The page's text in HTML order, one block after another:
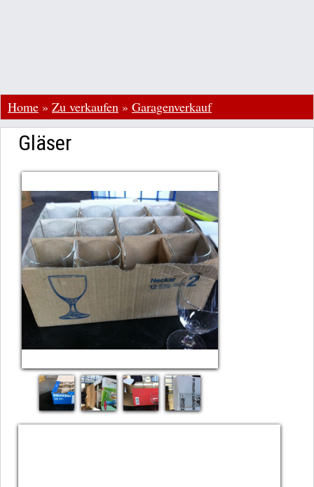
Home » Zu verkaufen » Garagenverkauf
Gläser